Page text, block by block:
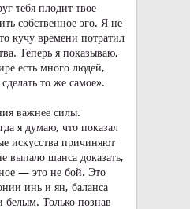
тебя плодит твое
собственное эго. Я не
кучу времени потратил
Теперь я показываю,
есть много людей,
то же самое».
важнее силы.
я думаю, что показал
искусства причиняют
выпало шанса доказать,
— это не бой. Это
инь и ян, баланса
Только познав